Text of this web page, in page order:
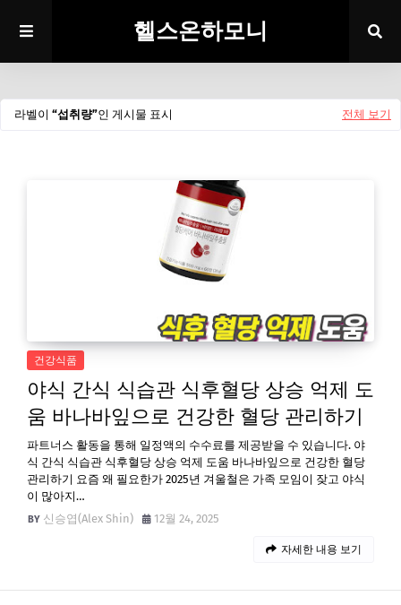
헬스온하모니
라벨이 섭취량 인 게시물 표시 전체 보기
건강식품
야식 간식 식습관 식후혈당 상승 억제 도
움 바나바잎으로 건강한 혈당 관리하기
파트너스 활동을 통해 일정액의 수수료를 제공받을 수 있습니다. 야
식 간식 식습관 식후혈당 상승 억제 도움 바나바잎으로 건강한 혈당
관리하기 요즘 왜 필요한가 2025년 겨울철은 가족 모임이 잦고 야식
이 많아지…
신승엽(Alex Shin)
12월 24, 2025
자세한 내용 보기